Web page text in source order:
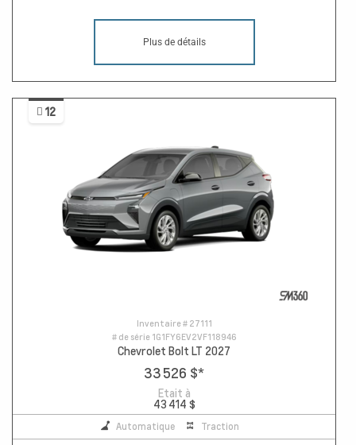
Plus de détails
12
Inventaire # 27111
# de série 1G1FY6EV2VF118946
Chevrolet Bolt LT 2027
33 526 $*
Etait à
43 414 $
Automatique Traction